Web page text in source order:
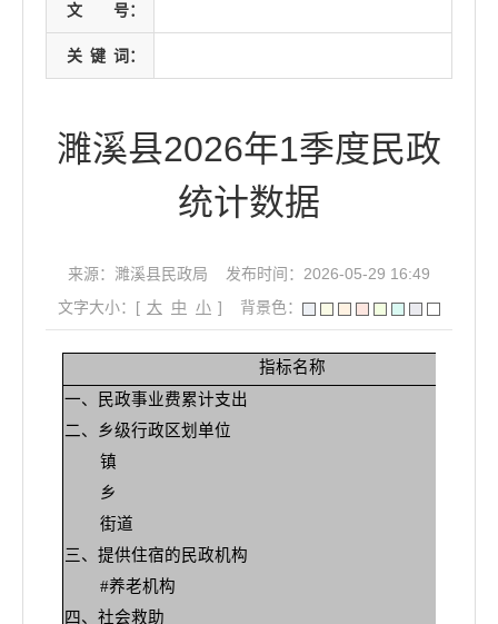
文 号：
关 键 词：
濉溪县2026年1季度民政
统计数据
来源：濉溪县民政局
发布时间：2026-05-29 16:49
文字大小：[ 大 中 小 ] 背景色：
指标名称
一、民政事业费累计支出
二、乡级行政区划单位
镇
乡
街道
三、提供住宿的民政机构
#养老机构
四、社会救助